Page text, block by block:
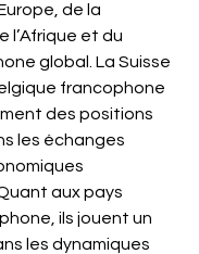
de la
l’Afrique et du
global. La Suisse
francophone
des positions
les échanges
aux pays
ils jouent un
les dynamiques